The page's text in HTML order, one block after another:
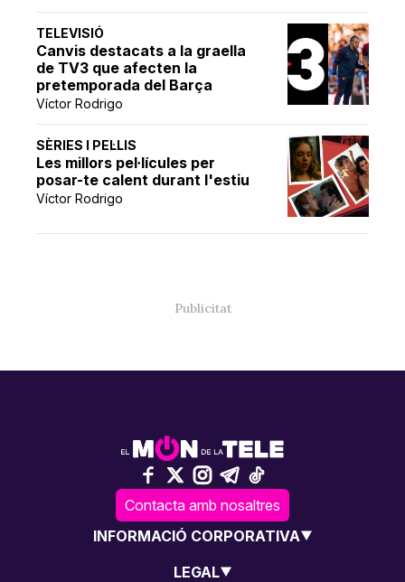
TELEVISIÓ
Canvis destacats a la graella
de TV3 que afecten la
pretemporada del Barça
Víctor Rodrigo
SÈRIES I PEL·LIS
Les millors pel·lícules per
posar-te calent durant l'estiu
Víctor Rodrigo
Contacta amb nosaltres
INFORMACIÓ CORPORATIVA
LEGAL